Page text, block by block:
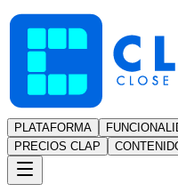
PLATAFORMA
PRECIOS CLAP